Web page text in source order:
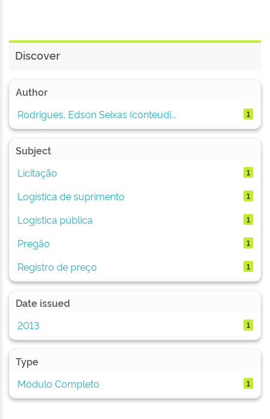
Discover
Author
Rodrigues, Edson Seixas (conteudi...
1
Subject
Licitação
1
Logística de suprimento 1
Logística pública 1
Pregão 1
Registro de preço 1
Date issued
2013
1
Type
Módulo Completo
1